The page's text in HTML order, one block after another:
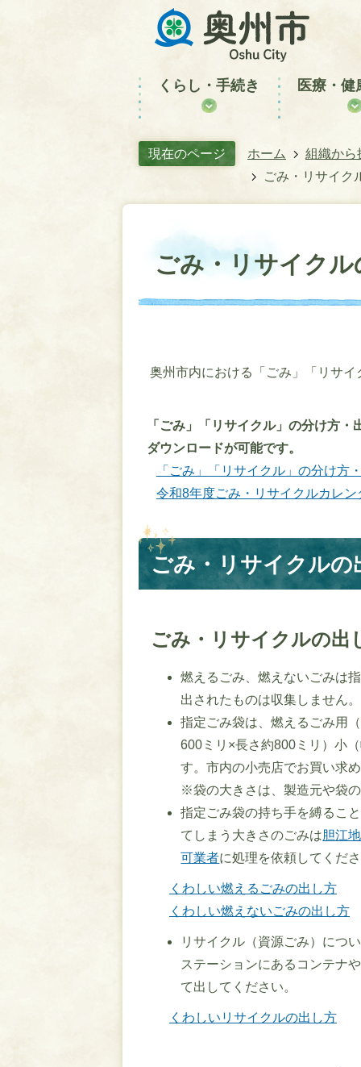
くらし・手続き 医療・健
現在のページ ホーム
組織から
ごみ・リサイク
ごみ・リサイク
奥州市内における「ごみ」「リサ
「ごみ」「リサイクル」の分け方
ダウンロードが可能です。
「ごみ」「リサイクル」の分け方
令和8年度ごみ・リサイクルカレン
ごみ・リサイクル
ごみ・リサイクルの出
燃えるごみ、燃えないごみは
出されたものは収集しません。
指定ごみ袋は、燃えるごみ用
600ミリ×長さ約800ミリ）小
す。市内の小売店でお買い求
※袋の大きさは、製造元や袋
指定ごみ袋の持ち手を縛るこ
てしまう大きさのごみは胆江
可業者に処理を依頼してくだ
くわしい燃えるごみの出し方
くわしい燃えないごみの出し方
リサイクル（資源ごみ）につ
ステーションにあるコンテナ
て出してください。
くわしいリサイクルの出し方